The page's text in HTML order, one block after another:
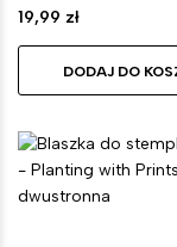
19,99 zł
DODAJ DO